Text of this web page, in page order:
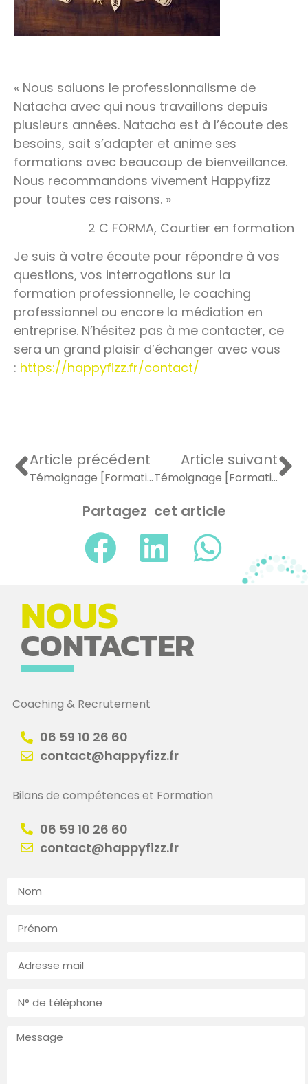
« Nous saluons le professionnalisme de
Natacha avec qui nous travaillons depuis
plusieurs années. Natacha est à l’écoute des
besoins, sait s’adapter et anime ses
formations avec beaucoup de bienveillance.
Nous recommandons vivement Happyfizz
pour toutes ces raisons. »
2 C FORMA, Courtier en formation
Je suis à votre écoute pour répondre à vos
questions, vos interrogations sur la
formation professionnelle, le coaching
professionnel ou encore la médiation en
entreprise. N’hésitez pas à me contacter, ce
sera un grand plaisir d’échanger avec vous
: https://happyfizz.fr/contact/
Article précédent
Témoignage [Formation] : « Une formation interactive, riche et opérationnelle […] »
Article suivant
Témoignage [Formation] : « Très bonne formation ! »
Partagez cet article
NOUS
CONTACTER
Coaching & Recrutement
06 59 10 26 60
contact@happyfizz.fr
Bilans de compétences et Formation
06 59 10 26 60
contact@happyfizz.fr